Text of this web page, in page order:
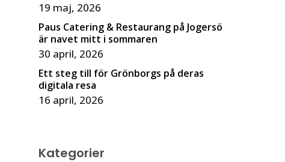
19 maj, 2026
Paus Catering & Restaurang på Jogersö
är navet mitt i sommaren
30 april, 2026
Ett steg till för Grönborgs på deras
digitala resa
16 april, 2026
Kategorier